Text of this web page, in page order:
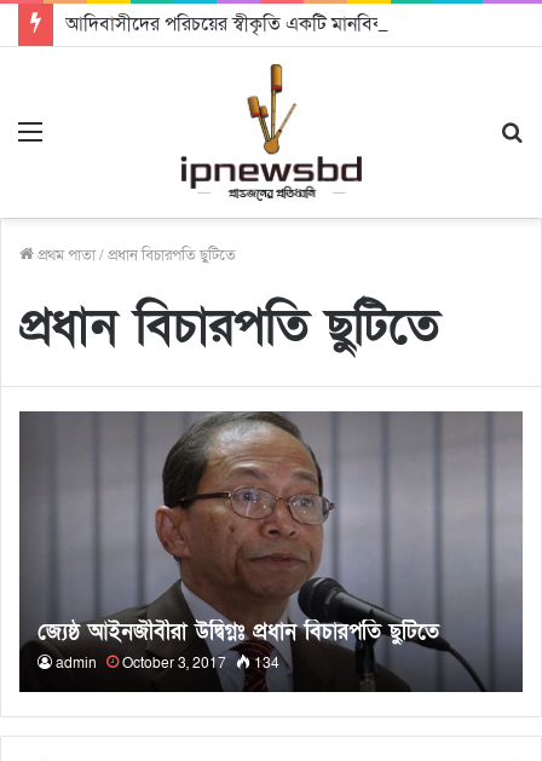
প্রথম পাতা/প্রধান বিচারপতি ছুটিতে
প্রধান বিচারপতি ছুটিতে
জ্যেষ্ঠ আইনজীবীরা উদ্বিগ্নঃ প্রধান বিচারপতি ছুটিতে
admin October 3, 2017 134